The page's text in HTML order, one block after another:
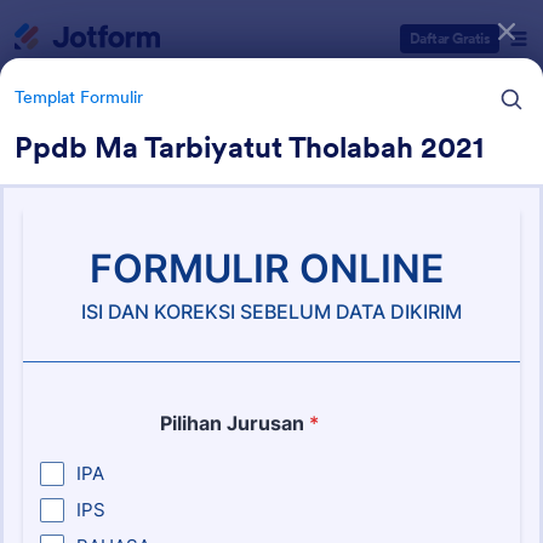
Daftar Gratis
Templat Formulir
Ppdb Ma Tarbiyatut Tholabah 2021
Templat Formulir
Formulir Alumni
Kategori Templat Formulir